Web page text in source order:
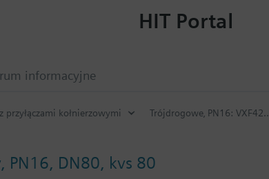
informacyjne
HIT Portal
kołnierzowymi Trójdrogowe‚ PN16: VXF42..
PN16, DN80, kvs 80